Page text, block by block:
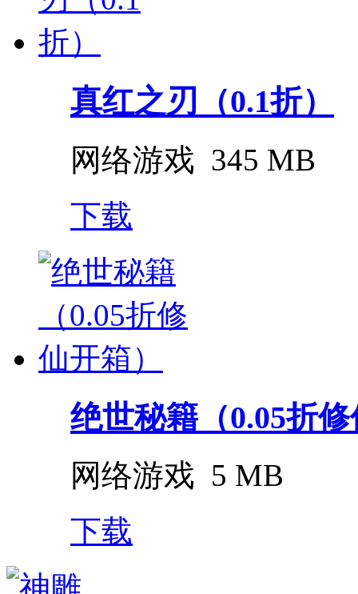
真红之刃（0.1折）
网络游戏 345 MB
下载
绝世秘籍（0.05折
网络游戏 5 MB
下载